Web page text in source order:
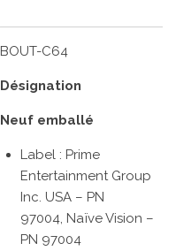
BOUT-C64
Désignation
Neuf emballé
Label : Prime
Entertainment Group
Inc. USA – PN
97004, Naïve Vision –
PN 97004